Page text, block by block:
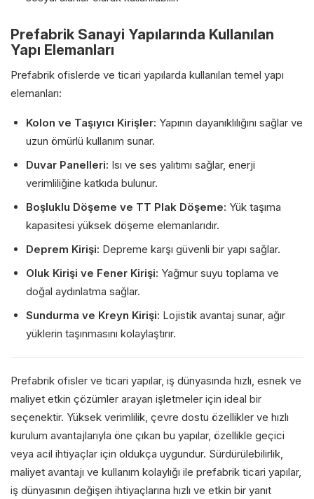
Prefabrik Sanayi Yapılarında Kullanılan
Yapı Elemanları
Prefabrik ofislerde ve ticari yapılarda kullanılan temel yapı
elemanları:
Kolon ve Taşıyıcı Kirişler: Yapının dayanıklılığını sağlar ve
uzun ömürlü kullanım sunar.
Duvar Panelleri: Isı ve ses yalıtımı sağlar, enerji
verimliliğine katkıda bulunur.
Boşluklu Döşeme ve TT Plak Döşeme: Yük taşıma
kapasitesi yüksek döşeme elemanlarıdır.
Deprem Kirişi: Depreme karşı güvenli bir yapı sağlar.
Oluk Kirişi ve Fener Kirişi: Yağmur suyu toplama ve
doğal aydınlatma sağlar.
Sundurma ve Kreyn Kirişi: Lojistik avantaj sunar, ağır
yüklerin taşınmasını kolaylaştırır.
Prefabrik ofisler ve ticari yapılar, iş dünyasında hızlı, esnek ve
maliyet etkin çözümler arayan işletmeler için ideal bir
seçenektir. Yüksek verimlilik, çevre dostu özellikler ve hızlı
kurulum avantajlarıyla öne çıkan bu yapılar, özellikle geçici
veya acil ihtiyaçlar için oldukça uygundur. Sürdürülebilirlik,
maliyet avantajı ve kullanım kolaylığı ile prefabrik ticari yapılar,
iş dünyasının değişen ihtiyaçlarına hızlı ve etkin bir yanıt